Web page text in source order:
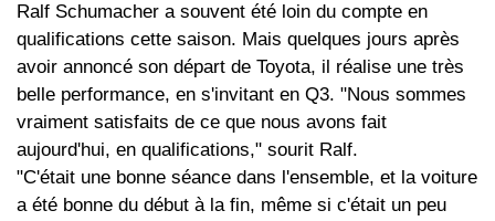
Ralf Schumacher a souvent été loin du compte en
qualifications cette saison. Mais quelques jours après
avoir annoncé son départ de Toyota, il réalise une très
belle performance, en s'invitant en Q3. "Nous sommes
vraiment satisfaits de ce que nous avons fait
aujourd'hui, en qualifications," sourit Ralf.
"C'était une bonne séance dans l'ensemble, et la voiture
a été bonne du début à la fin, même si c'était un peu